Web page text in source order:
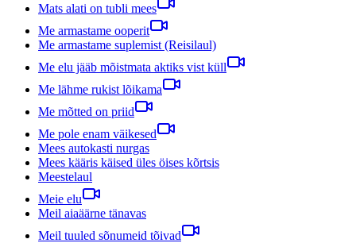
Mats alati on tubli mees
Me armastame ooperit
Me armastame suplemist (Reisilaul)
Me elu jääb mõistmata aktiks vist küll
Me lähme rukist lõikama
Me mõtted on priid
Me pole enam väikesed
Mees autokasti nurgas
Mees kääris käised üles öises kõrtsis
Meestelaul
Meie elu
Meil aiaäärne tänavas
Meil tuuled sõnumeid tõivad